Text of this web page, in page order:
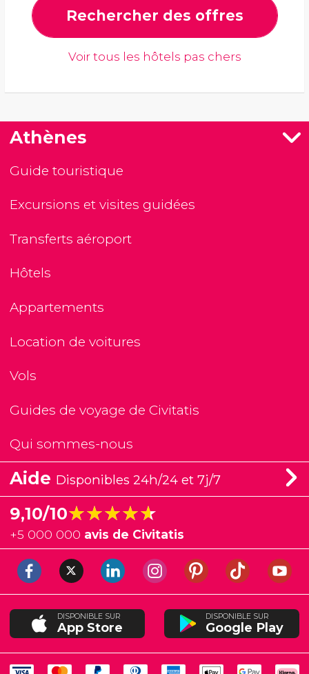
Rechercher des offres
Voir tous les hôtels pas chers
Athènes
Guide touristique
Excursions et visites guidées
Transferts aéroport
Hôtels
Appartements
Location de voitures
Vols
Guides de voyage de Civitatis
Qui sommes-nous
Aide Disponibles 24h/24 et 7j/7
9,10/10★★★★★
★★★★★
+5 000 000 avis de Civitatis
DISPONIBLE SUR
App Store
DISPONIBLE SUR
Google Play